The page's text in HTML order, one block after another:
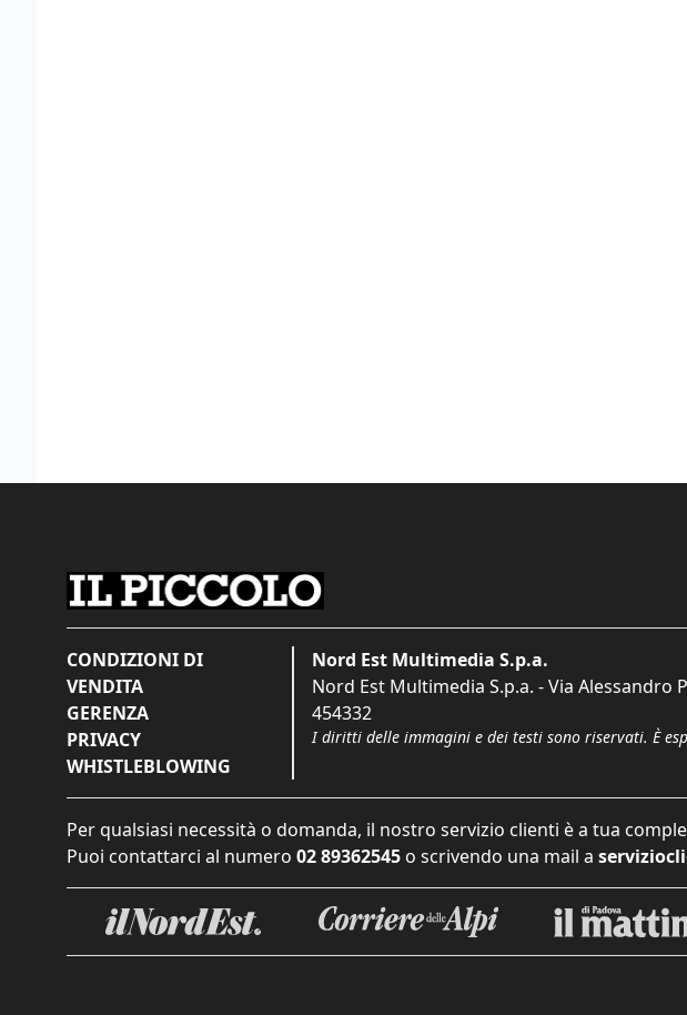
CONDIZIONI DI
VENDITA
GERENZA
PRIVACY
WHISTLEBLOWING
Nord Est Multimedia S.p.a.
Nord Est Multimedia S.p.a. - Via Alessandro
454332
I diritti delle immagini e dei testi sono riservati. È
Per qualsiasi necessità o domanda, il nostro servizio clienti è a tua
Puoi contattarci al numero 02 89362545 o scrivendo una mail a